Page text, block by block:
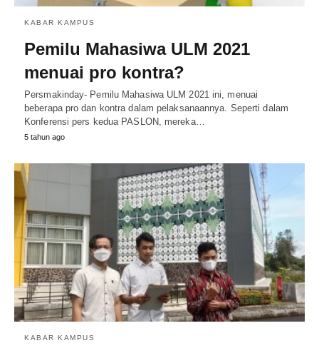
KABAR KAMPUS
Pemilu Mahasiwa ULM 2021
menuai pro kontra?
Persmakinday- Pemilu Mahasiwa ULM 2021 ini, menuai
beberapa pro dan kontra dalam pelaksanaannya. Seperti dalam
Konferensi pers kedua PASLON, mereka…
5 tahun ago
KABAR KAMPUS